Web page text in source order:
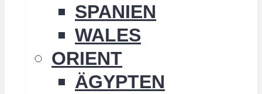
SPANIEN
WALES
ORIENT
ÄGYPTEN